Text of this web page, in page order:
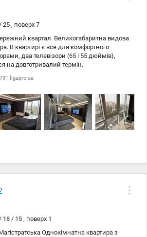
, поверх 7
квартал. Великогабаритна видова
В квартирі є все для комфортного
два телевізори (65 і 55 дюймів),
на довготривалий термін.
/ 15 , поверх 1
Однокімнатна квартира з